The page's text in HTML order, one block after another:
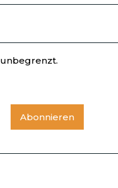
Abonnieren